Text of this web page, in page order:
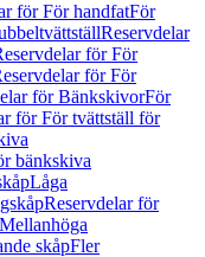
för För handfatFör
Reservdelar
för För
för För
för BänkskivorFör
för För tvättställ för
bänkskiva
Låga
Reservdelar för
skåpFler